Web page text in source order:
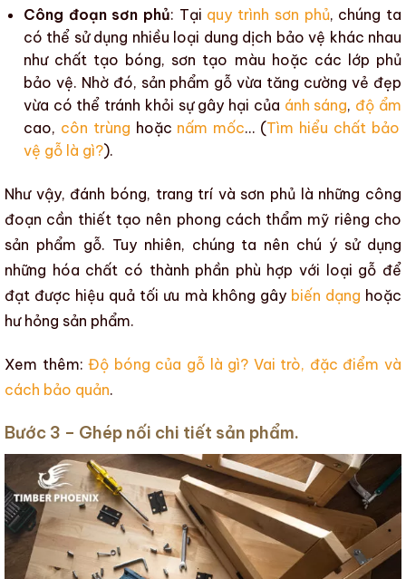
Công đoạn sơn phủ: Tại quy trình sơn phủ, chúng ta
có thể sử dụng nhiều loại dung dịch bảo vệ khác nhau
như chất tạo bóng, sơn tạo màu hoặc các lớp phủ
bảo vệ. Nhờ đó, sản phẩm gỗ vừa tăng cường vẻ đẹp
vừa có thể tránh khỏi sự gây hại của ánh sáng, độ ẩm
cao, côn trùng hoặc nấm mốc… (Tìm hiểu chất bảo
vệ gỗ là gì?).
Như vậy, đánh bóng, trang trí và sơn phủ là những công
đoạn cần thiết tạo nên phong cách thẩm mỹ riêng cho
sản phẩm gỗ. Tuy nhiên, chúng ta nên chú ý sử dụng
những hóa chất có thành phần phù hợp với loại gỗ để
đạt được hiệu quả tối ưu mà không gây biến dạng hoặc
hư hỏng sản phẩm.
Xem thêm:Độ bóng của gỗ là gì? Vai trò, đặc điểm và
cách bảo quản.
Bước 3 – Ghép nối chi tiết sản phẩm.